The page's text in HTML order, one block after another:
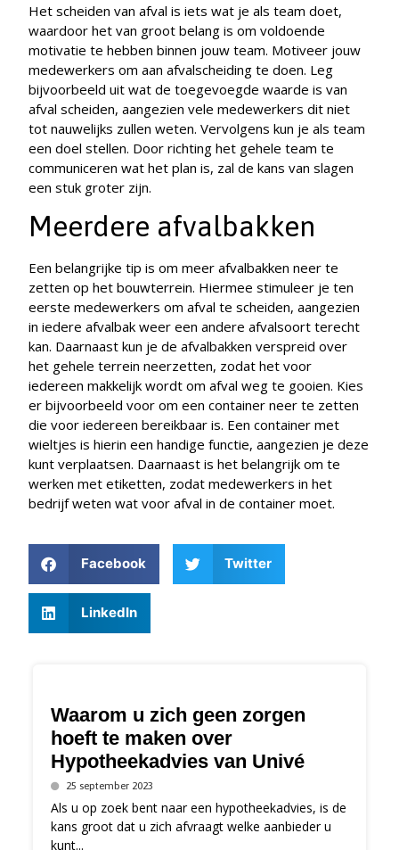
Het scheiden van afval is iets wat je als team doet,
waardoor het van groot belang is om voldoende
motivatie te hebben binnen jouw team. Motiveer jouw
medewerkers om aan afvalscheiding te doen. Leg
bijvoorbeeld uit wat de toegevoegde waarde is van
afval scheiden, aangezien vele medewerkers dit niet
tot nauwelijks zullen weten. Vervolgens kun je als team
een doel stellen. Door richting het gehele team te
communiceren wat het plan is, zal de kans van slagen
een stuk groter zijn.
Meerdere afvalbakken
Een belangrijke tip is om meer afvalbakken neer te
zetten op het bouwterrein. Hiermee stimuleer je ten
eerste medewerkers om afval te scheiden, aangezien
in iedere afvalbak weer een andere afvalsoort terecht
kan. Daarnaast kun je de afvalbakken verspreid over
het gehele terrein neerzetten, zodat het voor
iedereen makkelijk wordt om afval weg te gooien. Kies
er bijvoorbeeld voor om een container neer te zetten
die voor iedereen bereikbaar is. Een container met
wieltjes is hierin een handige functie, aangezien je deze
kunt verplaatsen. Daarnaast is het belangrijk om te
werken met etiketten, zodat medewerkers in het
bedrijf weten wat voor afval in de container moet.
Facebook Twitter
LinkedIn
Waarom u zich geen zorgen
hoeft te maken over
Hypotheekadvies van Univé
25 september 2023
Als u op zoek bent naar een hypotheekadvies, is de
kans groot dat u zich afvraagt welke aanbieder u
kunt...